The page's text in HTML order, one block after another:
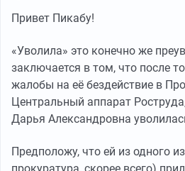
применила психическое
совершеннолетним и
(!) —
учебной группы Дэ-51, которые
смогут успешно сдать мне
курсовую работу.
Обвинение в психическом
против меня директором П.П.
Привет Пикабу!
«Уволила» это конечно же
заключается в том, что после
жалобы на её бездействие в
Центральный аппарат
Дарья Александровна
Предположу, что ей из одного